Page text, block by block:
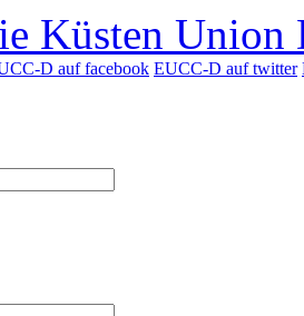
Küsten Union
D auf facebook EUCC-D auf twitter